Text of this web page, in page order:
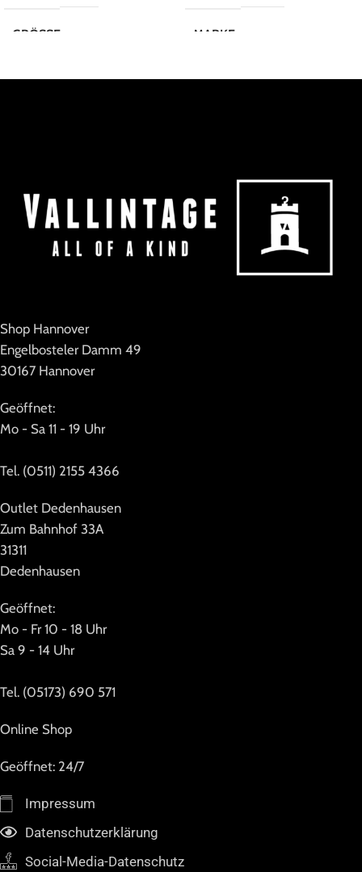
GRÖSSE
MARKE Paul Brial
MARKE
Shop Hannover
Engelbosteler Damm 49
30167 Hannover
Geöffnet:
Mo - Sa 11 - 19 Uhr
Tel. (0511) 2155 4366
Outlet Dedenhausen
Zum Bahnhof 33A
31311
Dedenhausen
Geöffnet:
Mo - Fr 10 - 18 Uhr
Sa 9 - 14 Uhr
Tel. (05173) 690 571
Online Shop
Geöffnet: 24/7
Impressum
Datenschutzerklärung
Social-Media-Datenschutz